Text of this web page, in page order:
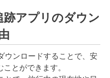
跡アプリのダウン
ウンロードすることで、安
とができます。